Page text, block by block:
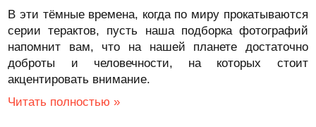
В эти тёмные времена, когда по миру прокатываются
серии терактов, пусть наша подборка фотографий
напомнит вам, что на нашей планете достаточно
доброты и человечности, на которых стоит
акцентировать внимание.
Читать полностью »